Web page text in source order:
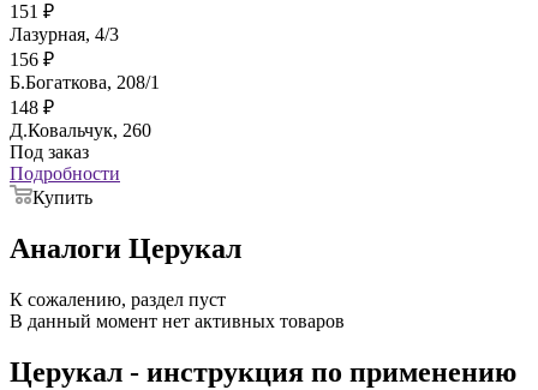
151 ₽
Лазурная, 4/3
156 ₽
Б.Богаткова, 208/1
148 ₽
Д.Ковальчук, 260
Под заказ
Подробности
Купить
Аналоги Церукал
К сожалению, раздел пуст
В данный момент нет активных товаров
Церукал - инструкция по применению